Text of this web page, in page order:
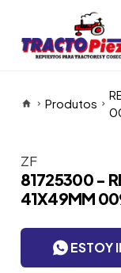
Produtos
ZF
81725300 -
41X49MM
ESTOY